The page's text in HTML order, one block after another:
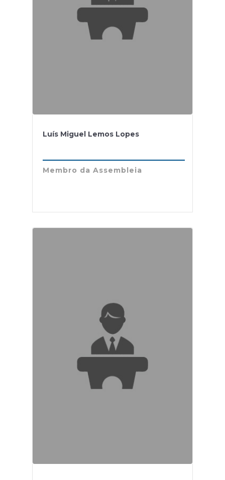
Luís Miguel Lemos Lopes
Membro da Assembleia